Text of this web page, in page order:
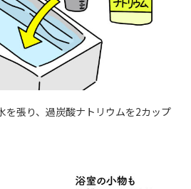
を張り、過炭酸ナトリウムを2カップ